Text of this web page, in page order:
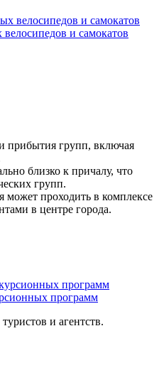
и самокатов
прибытия групп, включая
близко к причалу, что
групп.
может проходить в комплексе
в центре города.
программ
и агентств.